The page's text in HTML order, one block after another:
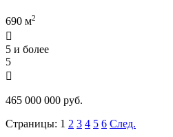
690 м2

5 и более
5

465 000 000 руб.
Страницы: 1 2 3 4 5 6 След.